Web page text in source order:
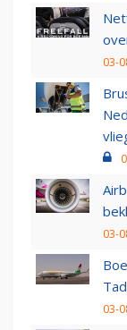
03-
03-
03-